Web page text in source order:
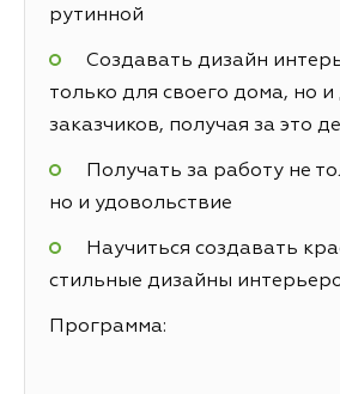
рутинной
Создавать дизайн
только для своего дома, но и
заказчиков, получая за это
Получать за работу не
но и удовольствие
Научиться создавать
стильные дизайны
Программа: